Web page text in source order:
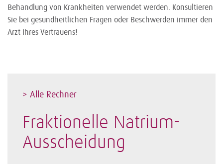
Behandlung von Krankheiten verwendet werden. Konsultieren
Sie bei gesundheitlichen Fragen oder Beschwerden immer den
Arzt Ihres Vertrauens!
> Alle Rechner
Fraktionelle Natrium-
Ausscheidung